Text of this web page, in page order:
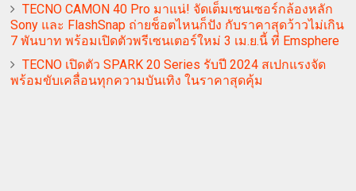
TECNO CAMON 40 Pro มาแน่! จัดเต็มเซนเซอร์กล้องหลัก
Sony และ FlashSnap ถ่ายช็อตไหนก็ปัง กับราคาสุดว้าวไม่เกิน
7 พันบาท พร้อมเปิดตัวพรีเซนเตอร์ใหม่ 3 เม.ย.นี้ ที่ Emsphere
TECNO เปิดตัว SPARK 20 Series รับปี 2024 สเปกแรงจัด
พร้อมขับเคลื่อนทุกความบันเทิง ในราคาสุดคุ้ม